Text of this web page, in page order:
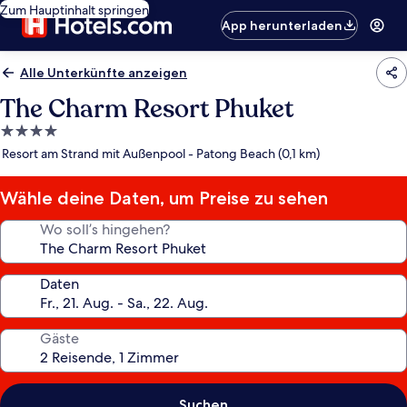
Zum Hauptinhalt springen
App herunterladen
Alle Unterkünfte anzeigen
The Charm Resort Phuket
4.0-
Sterne-
Resort am Strand mit Außenpool - Patong Beach (0,1 km)
Wähle deine Daten, um Preise zu sehen
Wo soll’s hingehen?
Daten
Gäste